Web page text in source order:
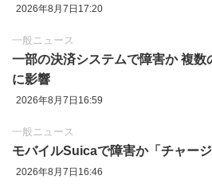
2026年8月7日17:20
一般ニュース
一部の決済システムで障害か 複数
に影響
2026年8月7日16:59
一般ニュース
モバイルSuicaで障害か「チャージ
2026年8月7日16:46